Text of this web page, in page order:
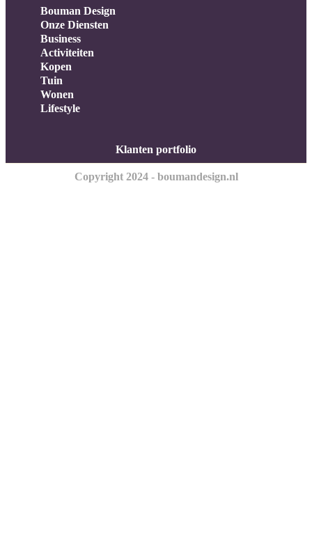
Bouman Design
Onze Diensten
Business
Activiteiten
Kopen
Tuin
Wonen
Lifestyle
Klanten portfolio
Copyright 2024 - boumandesign.nl